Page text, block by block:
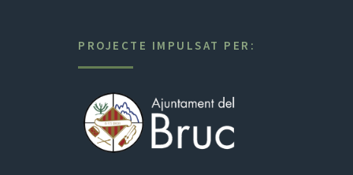
PROJECTE IMPULSAT PER: